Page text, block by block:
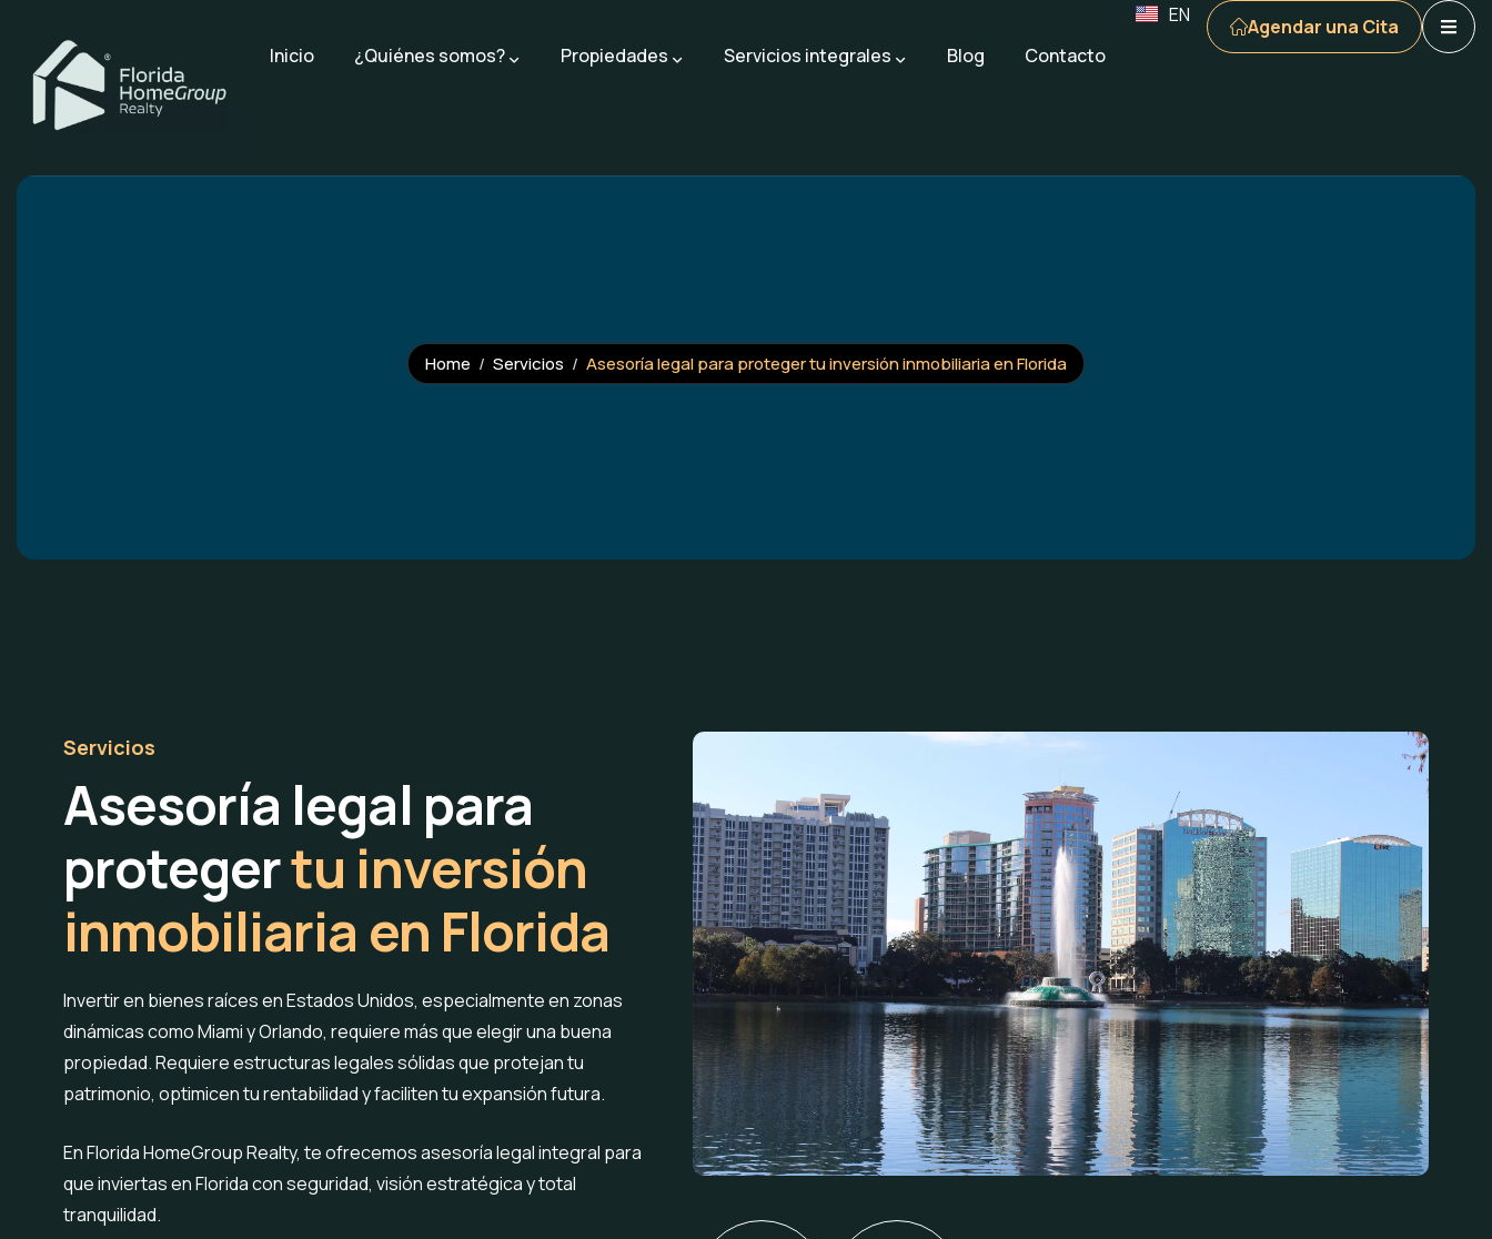
Inicio ¿Quiénes somos? Propiedades Servicios integrales Blog Contacto
EN
Agendar una Cita
Home Servicios Asesoría legal para proteger tu inversión inmobiliaria en Florida
Servicios
Asesoría legal para
protegertu inversión
inmobiliaria en Florida
Invertir en bienes raíces en Estados Unidos, especialmente en zonas
dinámicas como Miami y Orlando, requiere más que elegir una buena
propiedad. Requiere estructuras legales sólidas que protejan tu
patrimonio, optimicen tu rentabilidad y faciliten tu expansión futura.
En Florida HomeGroup Realty, te ofrecemos asesoría legal integral para
que inviertas en Florida con seguridad, visión estratégica y total
tranquilidad.